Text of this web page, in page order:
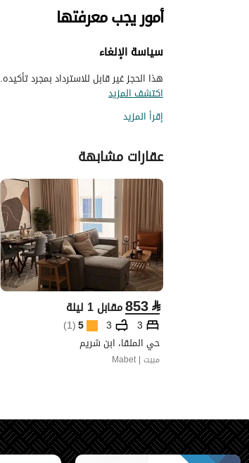
أمور يجب معرفتها
سياسة الإلغاء
هذا الحجز غير قابل للاسترداد بمجرد
اكتشف المزيد
إقرأ المزيد
عقارات مشابهة
⃁
853مقابل 1 ليلة
3
3
5
(
1
)
حي الملقا، ابن شريم
مبيت | Mabet